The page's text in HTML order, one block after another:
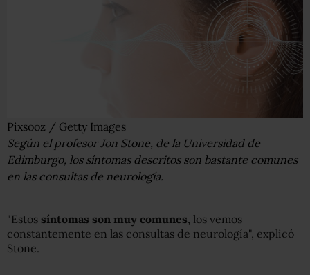
Pixsooz / Getty Images
Según el profesor Jon Stone, de la Universidad de
Edimburgo, los síntomas descritos son bastante comunes
en las consultas de neurología.
"Estos síntomas son muy comunes , los vemos
constantemente en las consultas de neurología", explicó
Stone.